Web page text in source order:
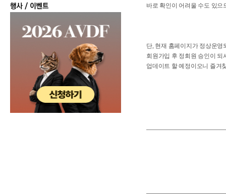
바로 확인이 어려울 수도 있으
단, 현재 홈페이지가 정상운
회원가입 후 정회원 승인이
업데이트 할 예정이오니 즐겨